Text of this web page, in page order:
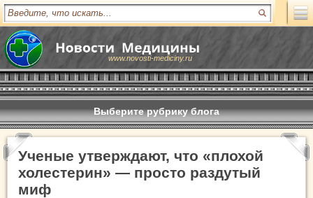
www.novosti-mediciny.ru
Выберите рубрику блога
Ученые утверждают, что «плохой
холестерин» — просто раздутый
миф